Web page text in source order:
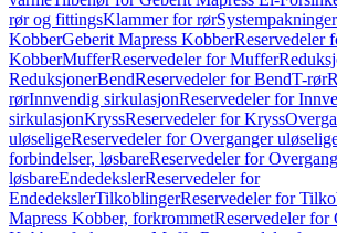
rør og fittingsKlammer for rørSystempakninger
KobberGeberit Mapress KobberReservedeler
KobberMufferReservedeler for Muffer
ReduksjonerBendReservedeler for BendT-rør
rørInnvendig sirkulasjonReservedeler for
sirkulasjonKryssReservedeler for Kryss
uløseligeReservedeler for Overganger
forbindelser, løsbareReservedeler for
løsbareEndedekslerReservedeler for
EndedekslerTilkoblingerReservedeler for
Mapress Kobber, forkrommetReservedeler for